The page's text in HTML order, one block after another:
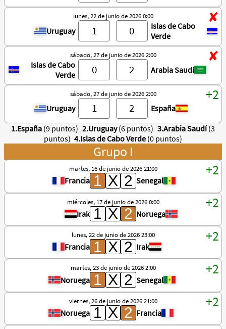
lunes, 22 de junio de 2026 0:00
Uruguay
Islas de Cabo
Verde
sábado, 27 de junio de 2026 2:00
Islas de Cabo
Verde
Arabia Saudí
sábado, 27 de junio de 2026 2:00
Uruguay
España
1.España (9 puntos) 2.Uruguay (6 puntos) 3.Arabia Saudí (3
puntos) 4.Islas de Cabo Verde (0 puntos)
Grupo I
martes, 16 de junio de 2026 21:00
Francia Senegal
miércoles, 17 de junio de 2026 0:00
Irak Noruega
lunes, 22 de junio de 2026 23:00
Francia Irak
martes, 23 de junio de 2026 2:00
Noruega Senegal
viernes, 26 de junio de 2026 21:00
Noruega Francia